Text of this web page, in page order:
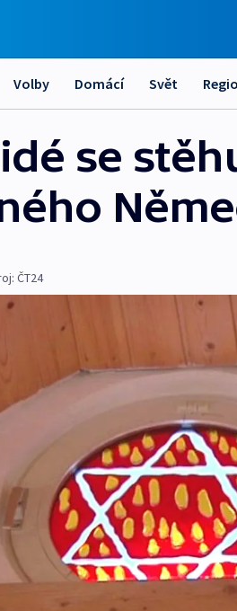
Volby Domácí Svět
se
ČT24